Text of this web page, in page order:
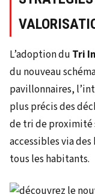
L’adoption du Tri
du nouveau
pavillonnaires,
plus précis des
de tri de proximité
accessibles via
tous les habitants.